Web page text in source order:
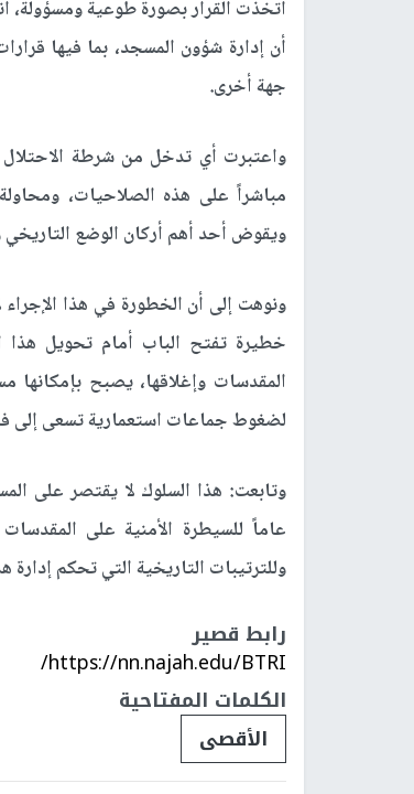
اتخذت القرار بصورة طوعية ومسؤولة،
أن إدارة شؤون المسجد، بما فيها
جهة أخرى.
واعتبرت أي تدخل من شرطة الاحتلال
مباشراً على هذه الصلاحيات،
ويقوض أحد أهم أركان الوضع التاريخي
ونوهت إلى أن الخطورة في هذا
خطيرة تفتح الباب أمام تحويل هذا
المقدسات وإغلاقها، يصبح بإمكانها
لضغوط جماعات استعمارية تسعى إلى
وتابعت: هذا السلوك لا يقتصر على
عاماً للسيطرة الأمنية على
وللترتيبات التاريخية التي تحكم إدارة
رابط قصير
https://nn.najah.edu/BTRI/
الكلمات المفتاحية
الأقصى